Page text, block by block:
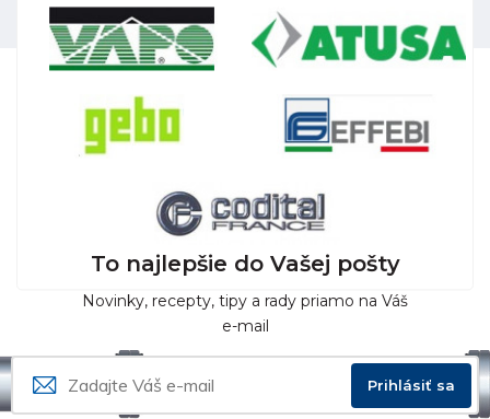
To najlepšie do Vašej pošty
Novinky, recepty, tipy a rady priamo na Váš
e-mail
Prihlásiť sa